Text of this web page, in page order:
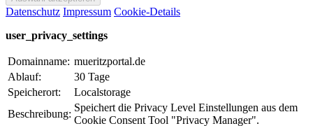
Datenschutz Impressum Cookie-Details
user_privacy_settings
Domainname: mueritzportal.de
Ablauf:
30 Tage
Speicherort:
Localstorage
Beschreibung:
Speichert die Privacy Level Einstellungen aus dem
Cookie Consent Tool "Privacy Manager".